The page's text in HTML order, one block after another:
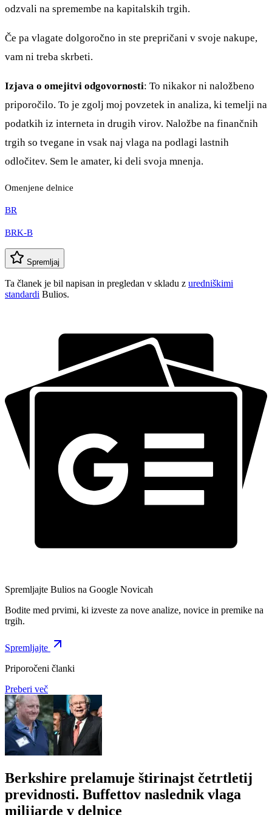
odzvali na spremembe na kapitalskih trgih.
Če pa vlagate dolgoročno in ste prepričani v svoje nakupe,
vam ni treba skrbeti.
Izjava o omejitvi odgovornosti: To nikakor ni naložbeno
priporočilo. To je zgolj moj povzetek in analiza, ki temelji na
podatkih iz interneta in drugih virov. Naložbe na finančnih
trgih so tvegane in vsak naj vlaga na podlagi lastnih
odločitev. Sem le amater, ki deli svoja mnenja.
Omenjene delnice
BR
BRK-B
Spremljaj
Ta članek je bil napisan in pregledan v skladu z uredniškimi
standardi Bulios.
Spremljajte Bulios na Google Novicah
Bodite med prvimi, ki izveste za nove analize, novice in premike na
trgih.
Spremljajte
Priporočeni članki
Preberi več
Berkshire prelamuje štirinajst četrtletij
previdnosti. Buffettov naslednik vlaga
milijarde v delnice